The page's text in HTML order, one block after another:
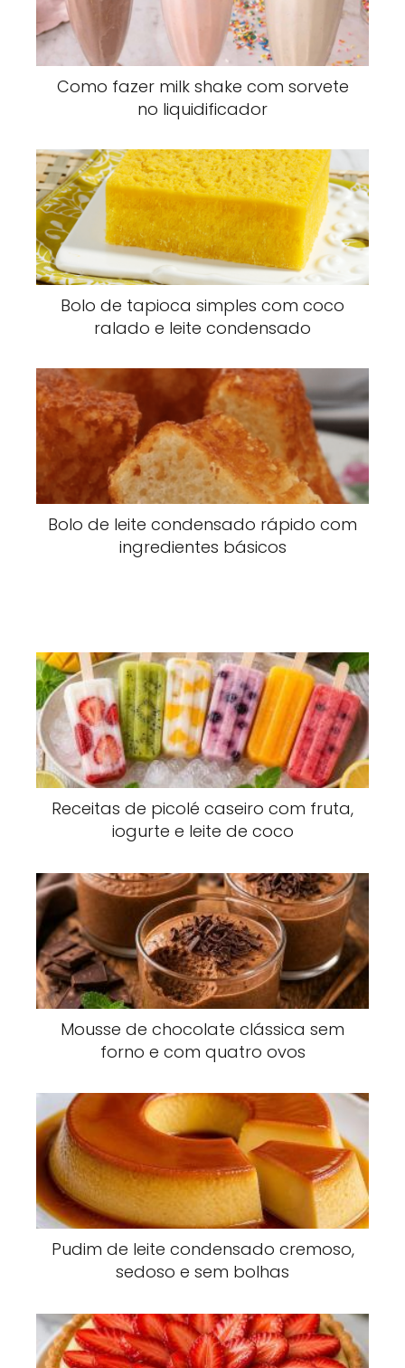
Como fazer milk shake com sorvete
no liquidificador
Bolo de tapioca simples com coco
ralado e leite condensado
Bolo de leite condensado rápido com
ingredientes básicos
Receitas de picolé caseiro com fruta,
iogurte e leite de coco
Mousse de chocolate clássica sem
forno e com quatro ovos
Pudim de leite condensado cremoso,
sedoso e sem bolhas